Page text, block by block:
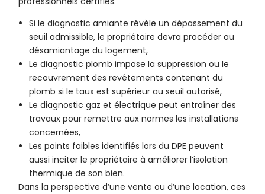
Si le diagnostic amiante révèle un dépassement du
seuil admissible, le propriétaire devra procéder au
désamiantage du logement,
Le diagnostic plomb impose la suppression ou le
recouvrement des revêtements contenant du
plomb si le taux est supérieur au seuil autorisé,
Le diagnostic gaz et électrique peut entraîner des
travaux pour remettre aux normes les installations
concernées,
Les points faibles identifiés lors du DPE peuvent
aussi inciter le propriétaire à améliorer l’isolation
thermique de son bien.
Dans la perspective d’une vente ou d’une location, ces